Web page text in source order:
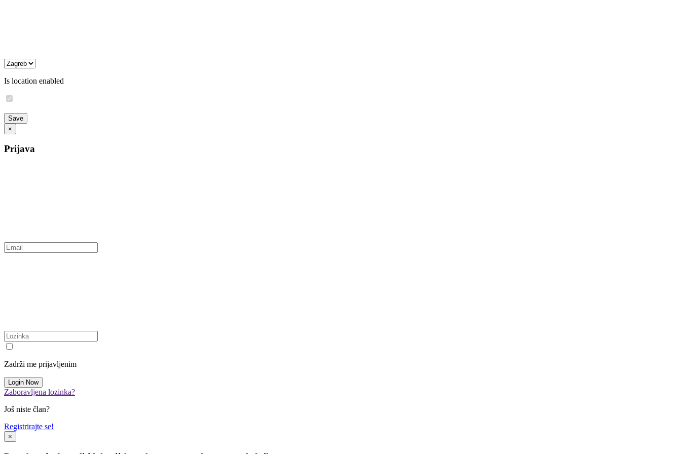
Is location enabled
×
Prijava
Zadrži me prijavljenim
Zaboravljena lozinka?
Još niste član?
Registrirajte se!
×